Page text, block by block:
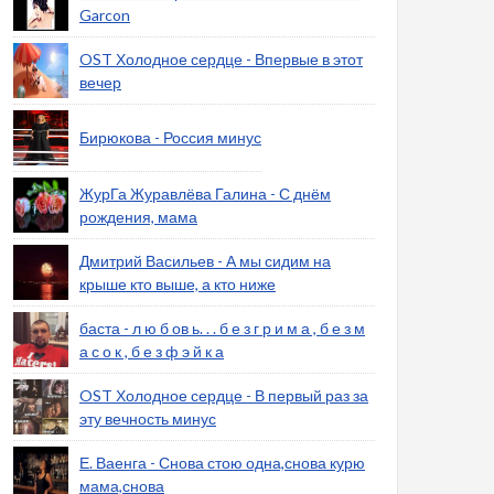
Garcon
OST Холодное сердце - Впервые в этот
вечер
Бирюкова - Россия минус
ЖурГа Журавлёва Галина - С днём
рождения, мама
Дмитрий Васильев - А мы сидим на
крыше кто выше, а кто ниже
баста - л ю б ов ь. . . б е з г р и м а , б е з м
а с о к , б е з ф э й к а
OST Холодное сердце - В первый раз за
эту вечность минус
Е. Ваенга - Снова стою одна,снова курю
мама,снова